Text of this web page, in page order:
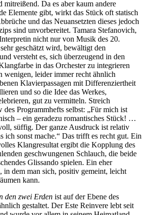
Da es aber kaum andere
Elemente gibt, wirkt das Stück oft statisch
und das Neuansetzten dieses jedoch
sind unvorbereitet. Tamara Stefanovich,
nicht nur von Musik des 20.
geschätzt wird, bewältigt den
versteht es, sich überzeugend in den
in das Orchester zu integrieren
wenigen, leider immer recht ähnlich
Klavierpassagen mit Differenziertheit
und so die Idee das Werkes,
gut zu vermitteln. Streich
Programmhefts selbst: „Für mich ist
– ein geradezu romantisches Stück! …
süffig. Der ganze Ausdruck ist relativ
ich sonst mache.“ Das trifft es recht gut. Ein
Klangresultat ergibt die Kopplung des
geschwungenen Schlauch, die beide
Glissando spielen. Ein eher
in dem man sich, positiv gemeint, leicht
kann.
den zwei Erden ist auf der Ebene des
gestaltet. Der Este Reinvere lebt seit